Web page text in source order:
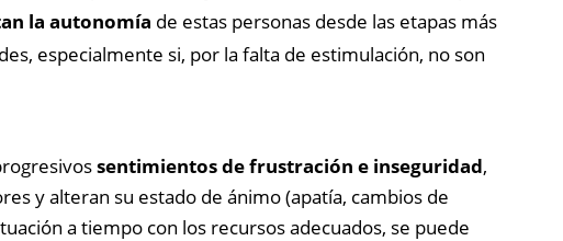
la autonomía de estas personas desde las etapas más
especialmente si, por la falta de estimulación, no son
sentimientos de frustración e inseguridad,
y alteran su estado de ánimo (apatía, cambios de
a tiempo con los recursos adecuados, se puede